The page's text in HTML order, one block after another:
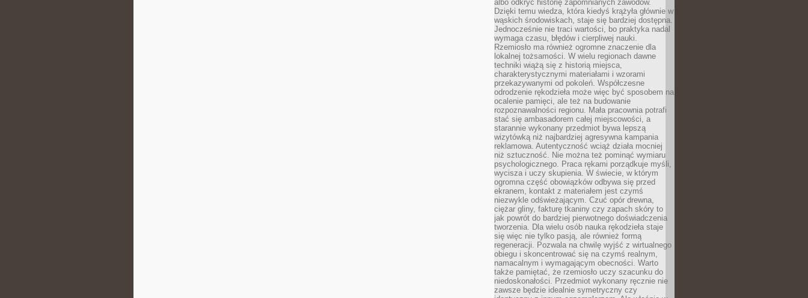
albo odkryć historię zapomnianych zawodów.
Dzięki temu wiedza, która kiedyś krążyła głównie w
wąskich środowiskach, staje się bardziej dostępna.
Jednocześnie nie traci wartości, bo praktyka nadal
wymaga czasu, błędów i cierpliwej nauki.
Rzemiosło ma również ogromne znaczenie dla
lokalnej tożsamości. W wielu regionach dawne
techniki wiążą się z historią miejsca,
charakterystycznymi materiałami i wzorami
przekazywanymi od pokoleń. Współczesne
odrodzenie rękodzieła może więc być sposobem na
ocalenie pamięci, ale też na budowanie
rozpoznawalności regionu. Mała pracownia potrafi
stać się ambasadorem całej miejscowości, a
starannie wykonany przedmiot bywa lepszą
wizytówką niż najbardziej agresywna kampania
reklamowa. Autentyczność wciąż działa mocniej
niż sztuczność. Nie można też pominąć wymiaru
psychologicznego. Praca rękami porządkuje myśli,
wycisza i uczy skupienia. W świecie, w którym
ogromna część obowiązków odbywa się przed
ekranem, kontakt z materiałem jest czymś
niezwykle odświeżającym. Czuć opór drewna,
ciężar gliny, fakturę tkaniny czy zapach skóry to
jak powrót do bardziej pierwotnego doświadczenia
tworzenia. Dla wielu osób nauka rękodzieła staje
się więc nie tylko pasją, ale również formą
regeneracji. Pozwala na chwilę wyjść z wirtualnego
obiegu i skoncentrować się na czymś realnym,
namacalnym i wymagającym obecności. Warto
także pamiętać, że rzemiosło uczy szacunku do
niedoskonałości. Przedmiot wykonany ręcznie nie
zawsze będzie idealnie symetryczny czy